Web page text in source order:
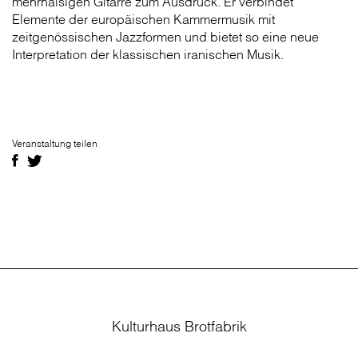
Elemente der europäischen Kammermusik mit
zeitgenössischen Jazzformen und bietet so eine neue
Interpretation der klassischen iranischen Musik.
Veranstaltung teilen
Kulturhaus Brotfabrik